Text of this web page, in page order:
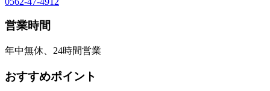
営業時間
年中無休、24時間営業
おすすめポイント